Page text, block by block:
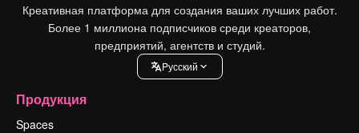
Креативная платформа для создания ваших лучших работ.
Более 1 миллиона подписчиков среди креаторов,
предприятий, агентств и студий.
Pусский
Продукция
Spaces